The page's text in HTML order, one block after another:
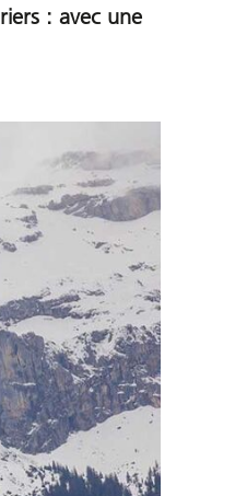
: avec une